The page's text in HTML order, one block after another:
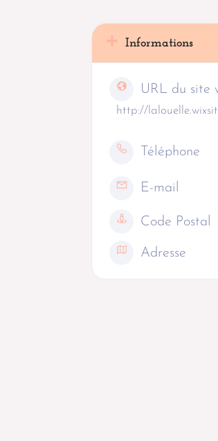
Informations
URL du site
http://
Téléphone
E-mail
Code Postal
Adresse